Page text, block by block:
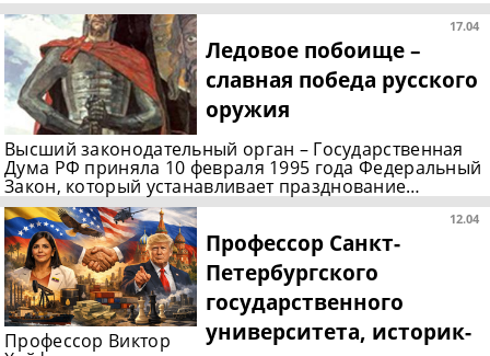
17.04
Ледовое побоище –
славная победа русского
оружия
Высший законодательный орган – Государственная
Дума РФ приняла 10 февраля 1995 года Федеральный
Закон, который устанавливает празднование…
12.04
Профессор Санкт-
Петербургского
государственного
университета, историк-
Профессор Виктор